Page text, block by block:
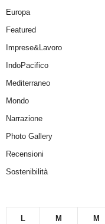
Europa
Featured
Imprese&Lavoro
IndoPacifico
Mediterraneo
Mondo
Narrazione
Photo Gallery
Recensioni
Sostenibilità
L M M